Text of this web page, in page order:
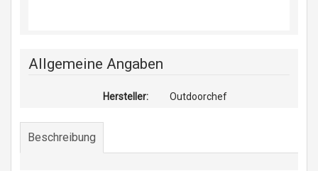
Allgemeine Angaben
Hersteller: Outdoorchef
Beschreibung